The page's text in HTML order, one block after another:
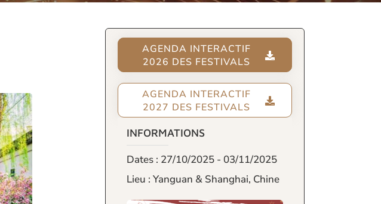
AGENDA INTERACTIF
2026 DES FESTIVALS
AGENDA INTERACTIF
2027 DES FESTIVALS
INFORMATIONS
Dates : 27/10/2025 - 03/11/2025
Lieu : Yanguan & Shanghai, Chine